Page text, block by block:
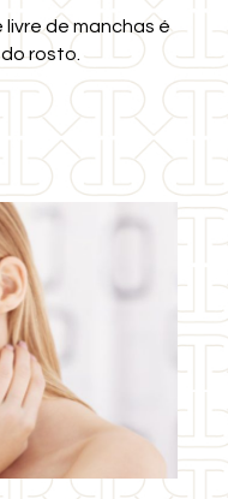
livre de manchas é
rosto.